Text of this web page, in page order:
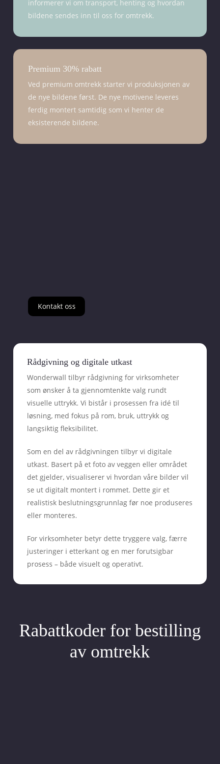
informerer vi om transport, henting og hvordan
bildene sendes inn til oss for omtrekk.
Premium 30% rabatt
Ved premium omtrekk starter vi produksjonen av
de nye bildene først. De nye motivene leveres
ferdig montert samtidig som vi henter de
eksisterende bildene.
Kontakt oss
Rådgivning og digitale utkast
Wonderwall tilbyr rådgivning for virksomheter
som ønsker å ta gjennomtenkte valg rundt
visuelle uttrykk. Vi bistår i prosessen fra idé til
løsning, med fokus på rom, bruk, uttrykk og
langsiktig fleksibilitet.
Som en del av rådgivningen tilbyr vi digitale
utkast. Basert på et foto av veggen eller området
det gjelder, visualiserer vi hvordan våre bilder vil
se ut digitalt montert i rommet. Dette gir et
realistisk beslutningsgrunnlag før noe produseres
eller monteres.
For virksomheter betyr dette tryggere valg, færre
justeringer i etterkant og en mer forutsigbar
prosess – både visuelt og operativt.
Rabattkoder for bestilling
av omtrekk